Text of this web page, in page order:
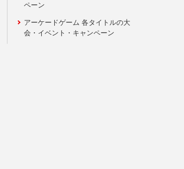
ペーン
アーケードゲーム 各タイトルの大
会・イベント・キャンペーン